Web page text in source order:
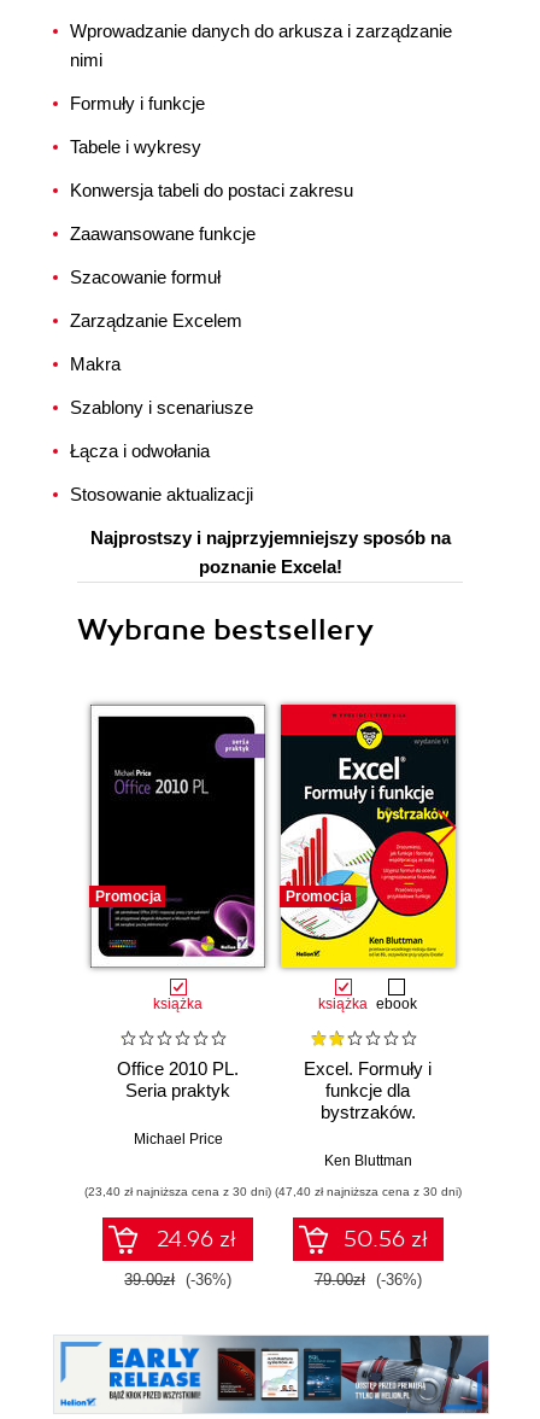
Wprowadzanie danych do arkusza i zarządzanie
nimi
Formuły i funkcje
Tabele i wykresy
Konwersja tabeli do postaci zakresu
Zaawansowane funkcje
Szacowanie formuł
Zarządzanie Excelem
Makra
Szablony i scenariusze
Łącza i odwołania
Stosowanie aktualizacji
Najprostszy i najprzyjemniejszy sposób na
poznanie Excela!
Wybrane bestsellery
Promocja
książka
Office 2010 PL.
Seria praktyk
Michael Price
(23,40 zł najniższa cena z 30 dni)
24.96 zł
39.00zł (-36%)
Promocja
książka ebook
Excel. Formuły i
funkcje dla
bystrzaków.
Ken Bluttman
(47,40 zł najniższa cena z 30 dni)
50.56 zł
79.00zł (-36%)